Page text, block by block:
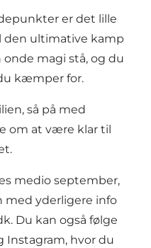
er det lille
den ultimative kamp
magi stå, og du
kæmper for.
så på med
om at være klar til
medio september,
med yderligere info
. Du kan også følge
Instagram, hvor du